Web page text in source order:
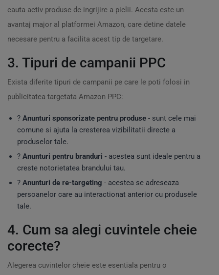
cauta activ produse de ingrijire a pielii. Acesta este un
avantaj major al platformei Amazon, care detine datele
necesare pentru a facilita acest tip de targetare.
3. Tipuri de campanii PPC
Exista diferite tipuri de campanii pe care le poti folosi in
publicitatea targetata Amazon PPC:
? Anunturi sponsorizate pentru produse - sunt cele mai
comune si ajuta la cresterea vizibilitatii directe a
produselor tale.
?️ Anunturi pentru branduri - acestea sunt ideale pentru a
creste notorietatea brandului tau.
? Anunturi de re-targeting - acestea se adreseaza
persoanelor care au interactionat anterior cu produsele
tale.
4. Cum sa alegi cuvintele cheie
corecte?
Alegerea cuvintelor cheie este esentiala pentru o